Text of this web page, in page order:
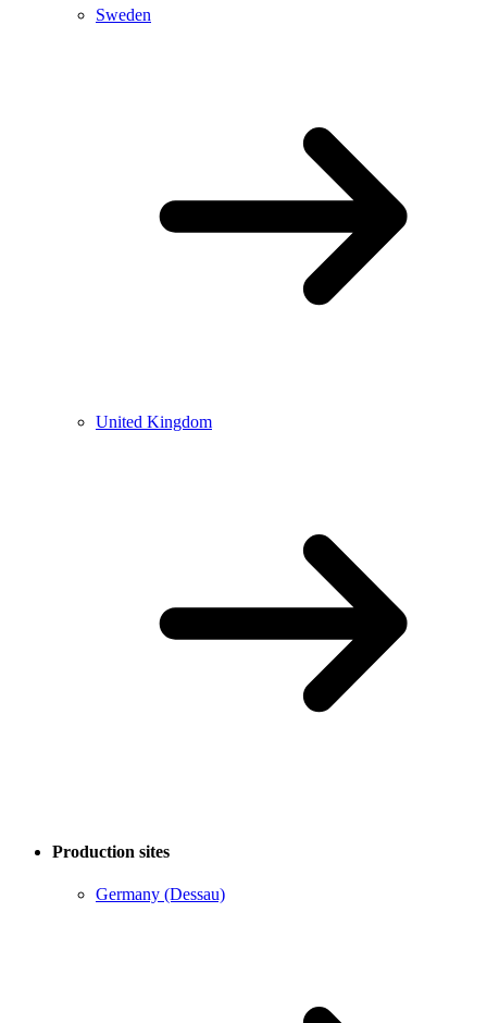
Sweden
United Kingdom
Production sites
Germany (Dessau)